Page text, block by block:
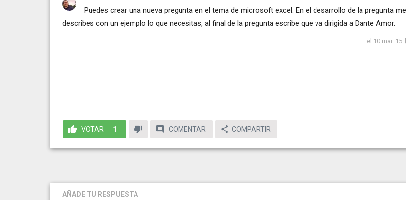
Puedes crear una nueva pregunta en el tema de microsoft excel. En el desarrollo de la pregunta me
describes con un ejemplo lo que necesitas, al final de la pregunta escribe que va dirigida a Dante Amor.
el 10 mar. 15
VOTAR 1 COMENTAR COMPARTIR
AÑADE TU RESPUESTA